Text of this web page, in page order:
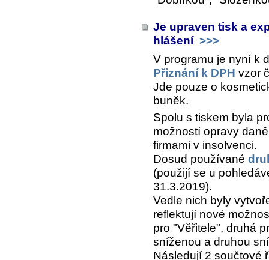
Je upraven tisk a
hlášení >>>
V programu je nyní k
Přiznání k DPH vzor
Jde pouze o
buněk.
Spolu s tiskem byla
možností opravy
firmami v insolvenci.
Dosud používané
(použijí se u
31.3.2019).
Vedle nich byly
reflektují nové
pro "Věřitele", druhá
sníženou a druhou
Následují 2 součtové